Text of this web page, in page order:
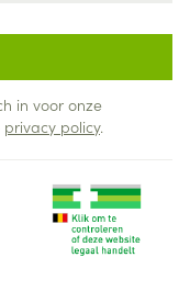
in voor onze
privacy policy.